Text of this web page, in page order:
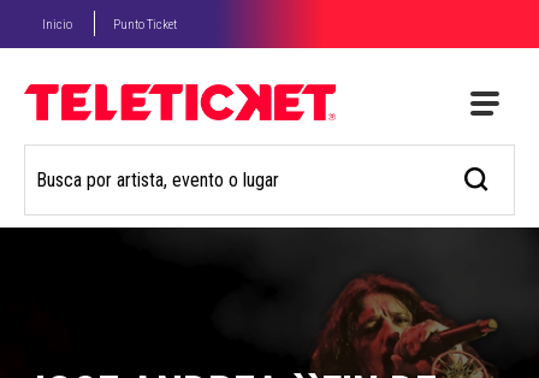
Inicio Punto Ticket